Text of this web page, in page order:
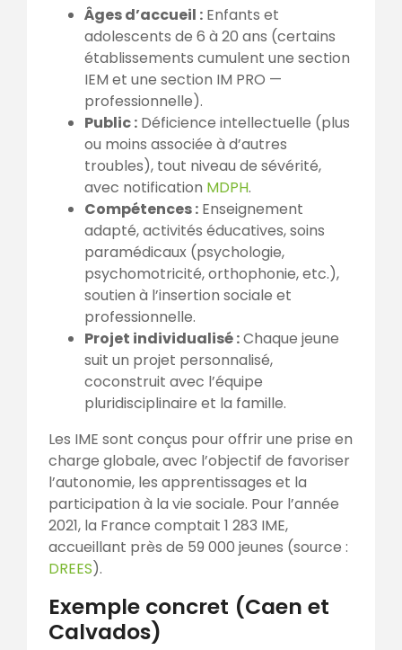
Âges d’accueil : Enfants et
adolescents de 6 à 20 ans (certains
établissements cumulent une section
IEM et une section IM PRO —
professionnelle).
Public : Déficience intellectuelle (plus
ou moins associée à d’autres
troubles), tout niveau de sévérité,
avec notification MDPH.
Compétences : Enseignement
adapté, activités éducatives, soins
paramédicaux (psychologie,
psychomotricité, orthophonie, etc.),
soutien à l’insertion sociale et
professionnelle.
Projet individualisé :Chaque jeune
suit un projet personnalisé,
coconstruit avec l’équipe
pluridisciplinaire et la famille.
Les IME sont conçus pour offrir une prise en
charge globale, avec l’objectif de favoriser
l’autonomie, les apprentissages et la
participation à la vie sociale. Pour l’année
2021, la France comptait 1 283 IME,
accueillant près de 59 000 jeunes (source :
DREES).
Exemple concret (Caen et
Calvados)